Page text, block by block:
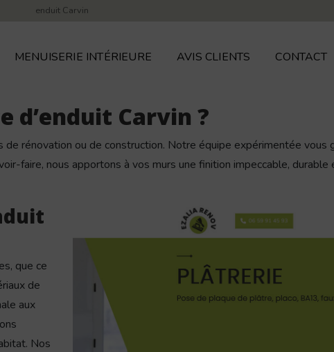
enduit Carvin
MENUISERIE INTÉRIEURE AVIS CLIENTS CONTACT
d’enduit Carvin ?
rénovation ou de construction. Notre équipe expérimentée vous
faire, nous apportons à vos murs une finition impeccable,
que ce
de
aux
Nos